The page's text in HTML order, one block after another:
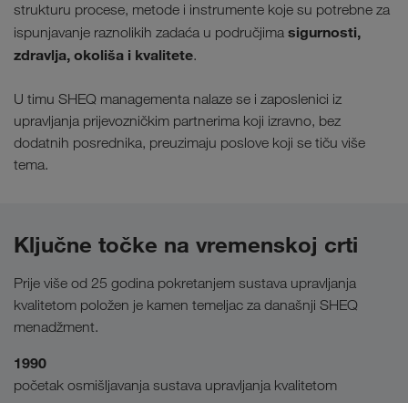
strukturu procese, metode i instrumente koje su potrebne za
ispunjavanje raznolikih zadaća u područjima sigurnosti,
zdravlja, okoliša i kvalitete.
U timu SHEQ managementa nalaze se i zaposlenici iz
upravljanja prijevozničkim partnerima koji izravno, bez
dodatnih posrednika, preuzimaju poslove koji se tiču više
tema.
Ključne točke na vremenskoj crti
Prije više od 25 godina pokretanjem sustava upravljanja
kvalitetom položen je kamen temeljac za današnji SHEQ
menadžment.
1990
početak osmišljavanja sustava upravljanja kvalitetom